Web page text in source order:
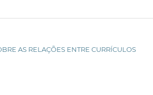
AS RELAÇÕES ENTRE CURRÍCULOS